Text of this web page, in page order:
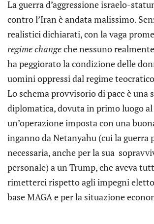
La guerra d’aggressione israelo-
contro l’Iran è andata malissimo.
realistici dichiarati, con la vaga
regime changeche nessuno
ha peggiorato la condizione delle
uomini oppressi dal regime
Lo schema provvisorio di pace è una
diplomatica, dovuta in primo luogo
un’operazione imposta con una
inganno da Netanyahu (cui la guerra
necessaria, anche per la sua
personale) a un Trump, che aveva
rimetterci rispetto agli impegni
base MAGA e per la situazione